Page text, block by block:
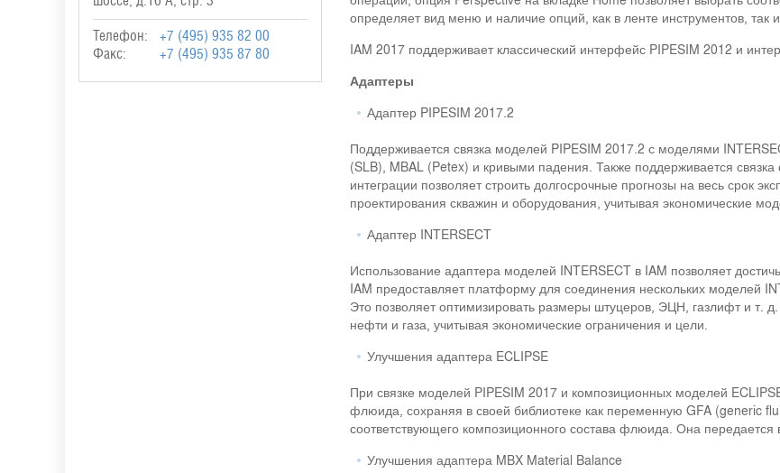
Телефон:
+7 (495) 935 82 00
Факс:
+7 (495) 935 87 80
определяет вид меню и наличие опций, как в ленте инструментов, так
IAM 2017 поддерживает классический интерфейс PIPESIM 2012 и
Адаптеры
Адаптер PIPESIM 2017.2
Поддерживается связка моделей PIPESIM 2017.2 с моделями
(SLB), MBAL (Petex) и кривыми падения. Также поддерживается
интеграции позволяет строить долгосрочные прогнозы на весь срок
проектирования скважин и оборудования, учитывая экономические
Адаптер INTERSECT
Использование адаптера моделей INTERSECT в IAM позволяет
IAM предоставляет платформу для соединения нескольких моделей
Это позволяет оптимизировать размеры штуцеров, ЭЦН, газлифт и т.
нефти и газа, учитывая экономические ограничения и цели.
Улучшения адаптера ECLIPSE
При связке моделей PIPESIM 2017 и композиционных моделей
флюида, сохраняя в своей библиотеке как переменную GFA (generic
соответствующего композиционного состава флюида. Она передается
Улучшения адаптера MBX Material Balance